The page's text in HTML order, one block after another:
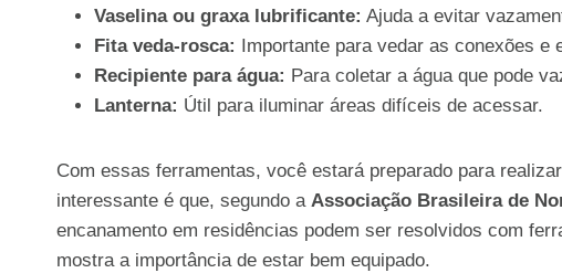
Vaselina ou graxa lubrificante: Ajuda a evitar
Fita veda-rosca: Importante para vedar as conexões e
Recipiente para água: Para coletar a água que pode
Lanterna: Útil para iluminar áreas difíceis de acessar.
Com essas ferramentas, você estará preparado para
interessante é que, segundo a Associação Brasileira de
encanamento em residências podem ser resolvidos com
mostra a importância de estar bem equipado.